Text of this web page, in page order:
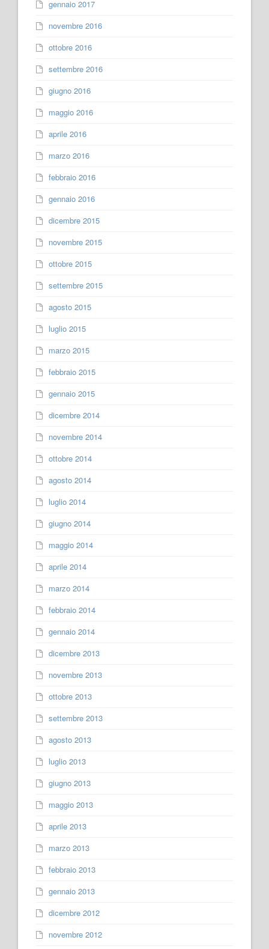
gennaio 2017
novembre 2016
ottobre 2016
settembre 2016
giugno 2016
maggio 2016
aprile 2016
marzo 2016
febbraio 2016
gennaio 2016
dicembre 2015
novembre 2015
ottobre 2015
settembre 2015
agosto 2015
luglio 2015
marzo 2015
febbraio 2015
gennaio 2015
dicembre 2014
novembre 2014
ottobre 2014
agosto 2014
luglio 2014
giugno 2014
maggio 2014
aprile 2014
marzo 2014
febbraio 2014
gennaio 2014
dicembre 2013
novembre 2013
ottobre 2013
settembre 2013
agosto 2013
luglio 2013
giugno 2013
maggio 2013
aprile 2013
marzo 2013
febbraio 2013
gennaio 2013
dicembre 2012
novembre 2012